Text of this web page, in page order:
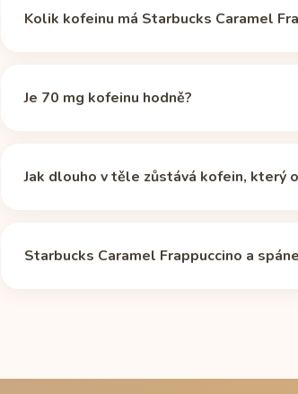
Kolik kofeinu má Starbucks Caramel
běžného šálku překapávané kávy (240 ml,
Je 70 mg kofeinu hodně?
Jak dlouho v těle zůstává kofein, který
pohybuje zhruba od 2 do 12 hodin. Vlastní
Starbucks Caramel Frappuccino a